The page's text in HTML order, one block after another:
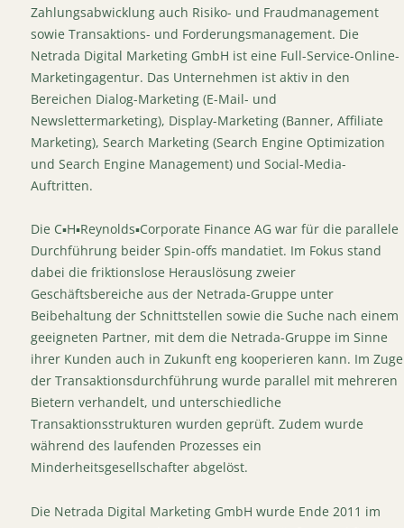
Zahlungsabwicklung auch Risiko- und Fraudmanagement
sowie Transaktions- und Forderungsmanagement. Die
Netrada Digital Marketing GmbH ist eine Full-Service-Online-
Marketingagentur. Das Unternehmen ist aktiv in den
Bereichen Dialog-Marketing (E-Mail- und
Newslettermarketing), Display-Marketing (Banner, Affiliate
Marketing), Search Marketing (Search Engine Optimization
und Search Engine Management) und Social-Media-
Auftritten.
Die C▪H▪Reynolds▪Corporate Finance AG war für die parallele
Durchführung beider Spin-offs mandatiet. Im Fokus stand
dabei die friktionslose Herauslösung zweier
Geschäftsbereiche aus der Netrada-Gruppe unter
Beibehaltung der Schnittstellen sowie die Suche nach einem
geeigneten Partner, mit dem die Netrada-Gruppe im Sinne
ihrer Kunden auch in Zukunft eng kooperieren kann. Im Zuge
der Transaktionsdurchführung wurde parallel mit mehreren
Bietern verhandelt, und unterschiedliche
Transaktionsstrukturen wurden geprüft. Zudem wurde
während des laufenden Prozesses ein
Minderheitsgesellschafter abgelöst.
Die Netrada Digital Marketing GmbH wurde Ende 2011 im